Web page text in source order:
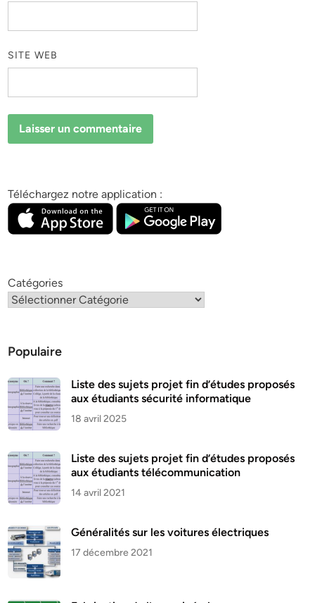
SITE WEB
Téléchargez notre application :
Catégories
Populaire
Liste des sujets projet fin d’études proposés
aux étudiants sécurité informatique
18 avril 2025
Liste des sujets projet fin d’études proposés
aux étudiants télécommunication
14 avril 2021
Généralités sur les voitures électriques
17 décembre 2021